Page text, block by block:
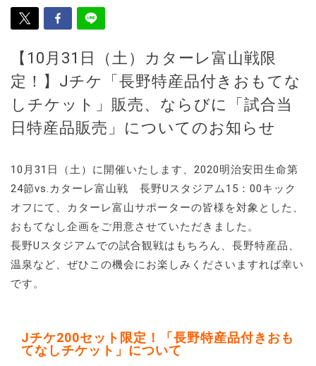
【10月31日（土）カターレ富山戦限
定！】Jチケ「長野特産品付きおもてな
しチケット」販売、ならびに「試合当
日特産品販売」についてのお知らせ
10月31日（土）に開催いたします、2020明治安田生命第
24節vs.カターレ富山戦 長野Uスタジアム15：00キック
オフにて、カターレ富山サポーターの皆様を対象とした、
おもてなし企画をご用意させていただきました。
長野Uスタジアムでの試合観戦はもちろん、長野特産品、
温泉など、ぜひこの機会にお楽しみくださいますれば幸い
です。
Jチケ200セット限定！「長野特産品付きおも
てなしチケット」について